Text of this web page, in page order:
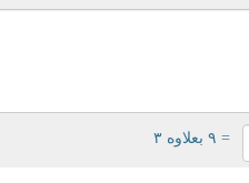
= ۹ بعلاوه ۳